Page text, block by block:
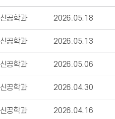
공학과 2026.05.18
공학과 2026.05.13
공학과 2026.05.06
공학과 2026.04.30
공학과 2026.04.16